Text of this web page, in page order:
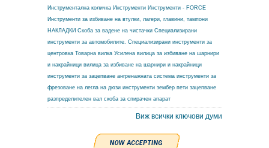
Инструментална количка Инструменти Инструменти - FORCE
Инструменти за избиване на втулки, лагери, главини, тампони
НАКЛАДКИ Скоба за вадене на чистачки Специализирани
инструменти за автомобилите. Специализирани инструменти за
центровка Товарна вилка Усилена вилица за избиване на шарнири
и накрайници вилица за избиване на шарнири и накрайници
инструменти за зацепване ангренажната система инструменти за
фрезоване на легла на дюзи инструменти зембер пети зацепване
разпределителен вал скоба за спирачен апарат
Виж всички ключови думи